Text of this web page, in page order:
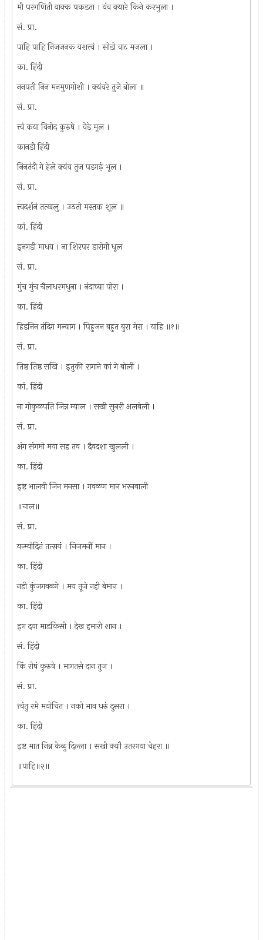
मी परगणिती याक्क पकडता । यंव क्यारे किने करभुला ।
सं. प्रा.
पाहि पाहि निजजनक यशत्त्वं । सोडो वाट मजला ।
का. हिंदी
ननपती निन मनमुणगोशी । क्यंवरे तुजे बोला ॥
सं. प्रा.
त्त्वं कया विनोद कुरुषे । वेडे मूल ।
कानडी हिंदी
निनतंदी गे हेले क्यंव तुज पडगई भूल ।
सं. प्रा.
त्त्वदर्शनं तत्खलु । उठतो मस्तक शूल ॥
कां. हिंदी
इनगडी माधव । ना शिरपर डारोगी धूल
सं. प्रा.
मुंच मुंच चैलाधरमधुना । नंदाच्या पोरा ।
का. हिंदी
हिडनिन तंदिग मन्याग । पिहुजन बहुत बुरा मेरा । याहि ॥१॥
सं. प्रा.
तिष्ठ तिष्ठ सखि । इतुकी रागाने कां गे बोली ।
कां. हिंदी
ना गोकुळपति जिन्न म्याल । सखी सुनरी अलबेली ।
सं. प्रा.
अंग संगमो मया सह तव । दैवदशा खुलली ।
का. हिंदी
इष्ट भालवी जिन मनसा । गवळण मान भरनवाली
॥चाल॥
सं. प्रा.
यन्म्योदितं तत्सयं । निजमनीं मान ।
का. हिंदी
नडी कुंजगवळगे । मय तूजे नही बेमान ।
का. हिंदी
इग दया माडकिसी । देख हमारी शान ।
सं. हिंदी
किं रोषं कुरुषे । मागतसे दान तुज ।
सं. प्रा.
त्त्वंतु रमे मयोचित । नको भाव धरुं दुसरा ।
का. हिंदी
इष्ट मात निन्न केळु दिल्ला । सखी क्यौ उतरगया चेहरा ॥
॥पाहि॥२॥